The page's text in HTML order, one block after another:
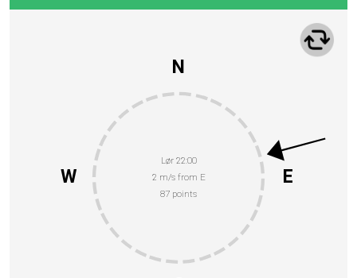
Lør 22:00
2 m/s from E
87 points
N
E
W